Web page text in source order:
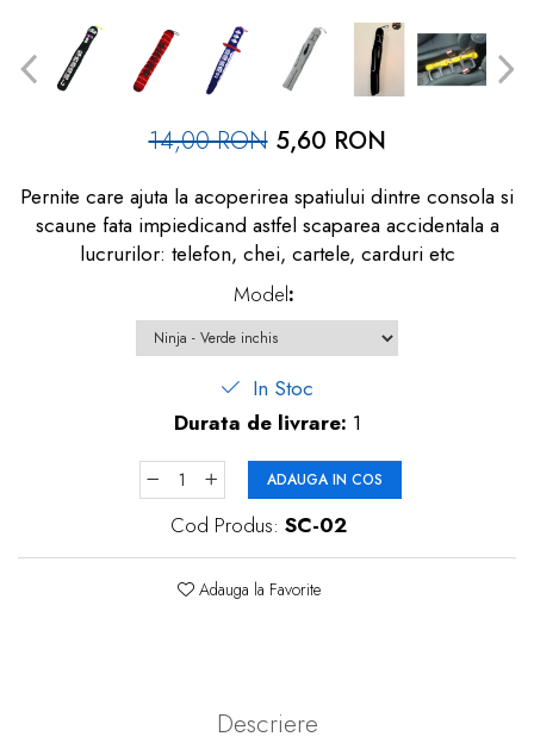
dopuri de urechi
Produse îngrijire copii
14,00 RON 5,60 RON
Pernite care ajuta la acoperirea spatiului dintre consola si
scaune fata impiedicand astfel scaparea accidentala a
lucrurilor: telefon, chei, cartele, carduri etc
Model:
In Stoc
Durata de livrare: 1
ADAUGA IN COS
Cod Produs: SC-02
Adauga la Favorite
Descriere